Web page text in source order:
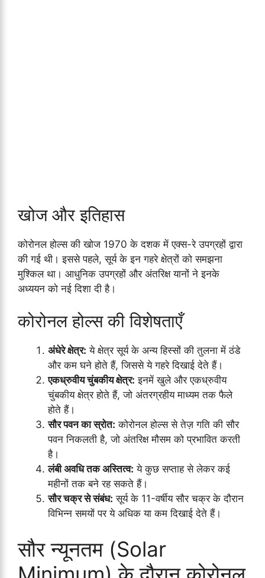
खोज और इतिहास
कोरोनल होल्स की खोज 1970 के दशक में एक्स-रे उपग्रहों द्वारा
की गई थी। इससे पहले, सूर्य के इन गहरे क्षेत्रों को समझना
मुश्किल था। आधुनिक उपग्रहों और अंतरिक्ष यानों ने इनके
अध्ययन को नई दिशा दी है।
कोरोनल होल्स की विशेषताएँ
अंधेरे क्षेत्र: ये क्षेत्र सूर्य के अन्य हिस्सों की तुलना में ठंडे
और कम घने होते हैं, जिससे ये गहरे दिखाई देते हैं।
एकध्रुवीय चुंबकीय क्षेत्र: इनमें खुले और एकध्रुवीय
चुंबकीय क्षेत्र होते हैं, जो अंतरग्रहीय माध्यम तक फैले
होते हैं।
सौर पवन का स्रोत: कोरोनल होल्स से तेज़ गति की सौर
पवन निकलती है, जो अंतरिक्ष मौसम को प्रभावित करती
है।
लंबी अवधि तक अस्तित्व: ये कुछ सप्ताह से लेकर कई
महीनों तक बने रह सकते हैं।
सौर चक्र से संबंध: सूर्य के 11-वर्षीय सौर चक्र के दौरान
विभिन्न समयों पर ये अधिक या कम दिखाई देते हैं।
सौर न्यूनतम (Solar